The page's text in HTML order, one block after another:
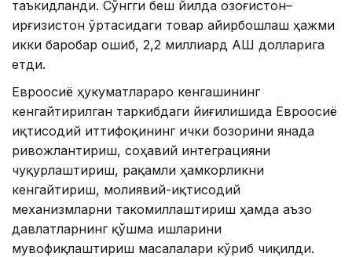
таъкидланди. Сўнгги беш йилда Қозоғистон–
Қирғизистон ўртасидаги товар айирбошлаш ҳажми
икки баробар ошиб, 2,2 миллиард АҚШ долларига
етди.
Евроосиё ҳукуматлараро кенгашининг
кенгайтирилган таркибдаги йиғилишида Евроосиё
иқтисодий иттифоқининг ички бозорини янада
ривожлантириш, соҳавий интеграцияни
чуқурлаштириш, рақамли ҳамкорликни
кенгайтириш, молиявий-иқтисодий
механизмларни такомиллаштириш ҳамда аъзо
давлатларнинг қўшма ишларини
мувофиқлаштириш масалалари кўриб чиқилди.